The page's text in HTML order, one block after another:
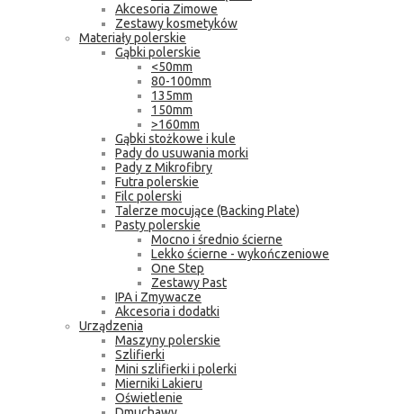
Akcesoria Zimowe
Zestawy kosmetyków
Materiały polerskie
Gąbki polerskie
<50mm
80-100mm
135mm
150mm
>160mm
Gąbki stożkowe i kule
Pady do usuwania morki
Pady z Mikrofibry
Futra polerskie
Filc polerski
Talerze mocujące (Backing Plate)
Pasty polerskie
Mocno i średnio ścierne
Lekko ścierne - wykończeniowe
One Step
Zestawy Past
IPA i Zmywacze
Akcesoria i dodatki
Urządzenia
Maszyny polerskie
Szlifierki
Mini szlifierki i polerki
Mierniki Lakieru
Oświetlenie